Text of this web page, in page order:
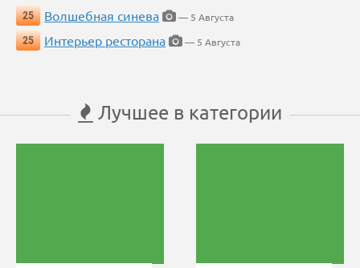
25
Волшебная синева
— 5 Августа
25
Интерьер ресторана — 5 Августа
Лучшее в категории